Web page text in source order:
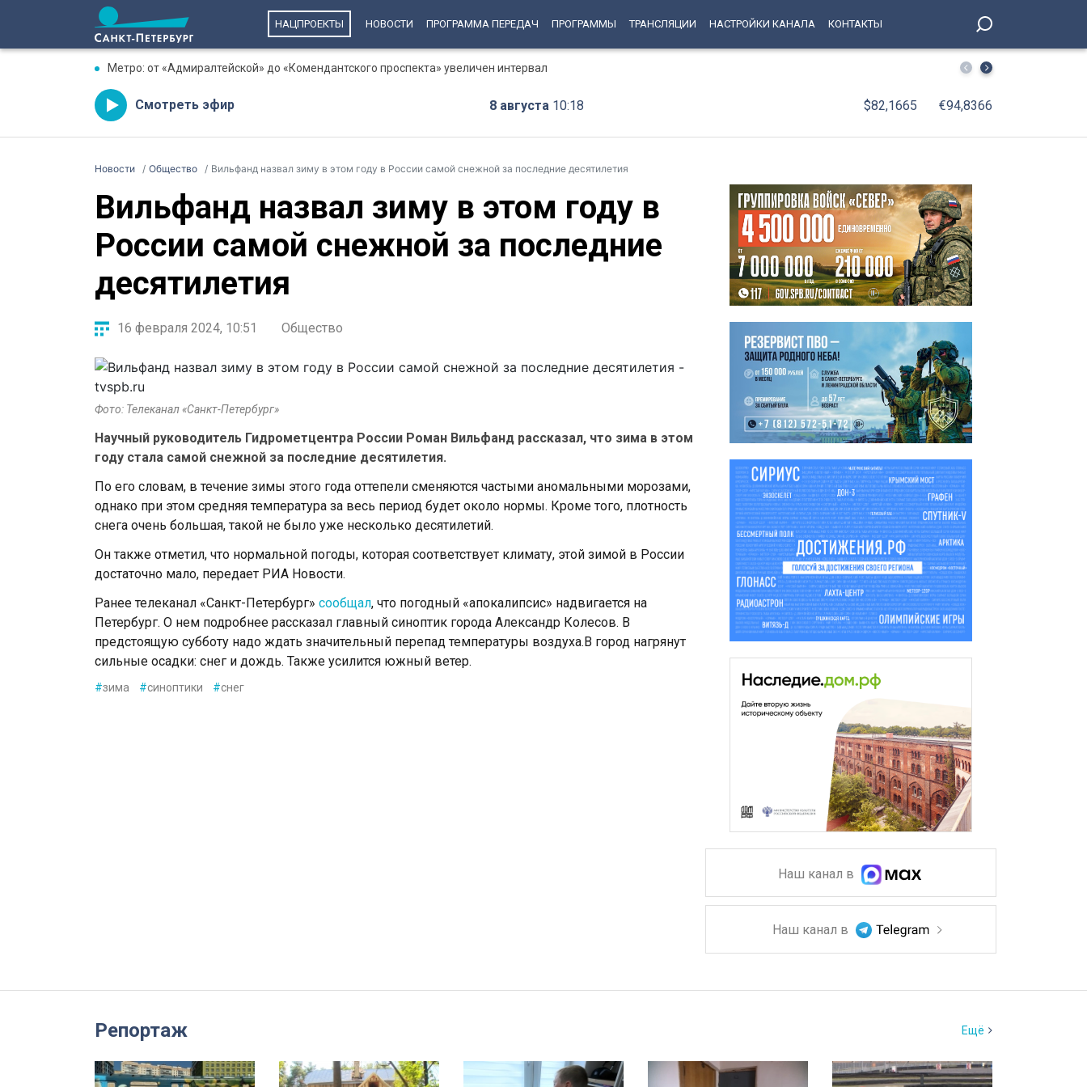
НАЦПРОЕКТЫ НОВОСТИ ПРОГРАММА ПЕРЕДАЧ ПРОГРАММЫ ТРАНСЛЯЦИИ НАСТРОЙКИ КАНАЛА КОНТАКТЫ
Метро: от «Адмиралтейской» до «Комендантского проспекта» увеличен интервал Петербург украшают ко Дню воинской славы России —
Смотреть эфир 8 августа 10:18 $82,1665 €94,8366
Новости Общество Вильфанд назвал зиму в этом году в России самой снежной за последние десятилетия
Вильфанд назвал зиму в этом году в
России самой снежной за последние
десятилетия
16 февраля 2024, 10:51 Общество
Фото: Телеканал «Санкт-Петербург»
Научный руководитель Гидрометцентра России Роман Вильфанд рассказал, что зима в этом
году стала самой снежной за последние десятилетия.
По его словам, в течение зимы этого года оттепели сменяются частыми аномальными морозами,
однако при этом средняя температура за весь период будет около нормы. Кроме того, плотность
снега очень большая, такой не было уже несколько десятилетий.
Он также отметил, что нормальной погоды, которая соответствует климату, этой зимой в России
достаточно мало, передает РИА Новости.
Ранее телеканал «Санкт-Петербург» сообщал, что погодный «апокалипсис» надвигается на
Петербург. О нем подробнее рассказал главный синоптик города Александр Колесов. В
предстоящую субботу надо ждать значительный перепад температуры воздуха.В город нагрянут
сильные осадки: снег и дождь. Также усилится южный ветер.
#зима #синоптики #снег
Наш канал в
Наш канал в
Репортаж Ещё